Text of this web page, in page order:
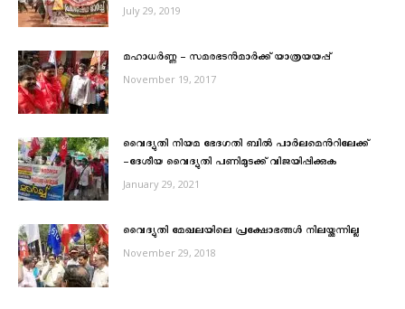
July 29, 2019
മഹാധര്‍ണ്ണ – സമരഭടന്‍മാര്‍ക്ക് യാത്രയയപ്പ്
November 19, 2017
വൈദ്യുതി നിയമ ഭേദഗതി ബിൽ പാർലമെൻറിലേക്ക്
-ദേശീയ വൈദ്യുതി പണിമുടക്ക് വിജയിപ്പിക്കുക
January 29, 2021
വൈദ്യുതി മേഖലയിലെ പ്രക്ഷോഭങ്ങള്‍ നിലയ്ക്കുന്നില്ല
November 29, 2018